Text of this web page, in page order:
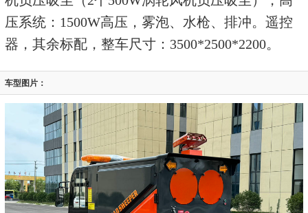
压系统：1500W高压，雾泡、水枪、排冲。遥控
器，其余标配，整车尺寸：3500*2500*2200。
车型图片：